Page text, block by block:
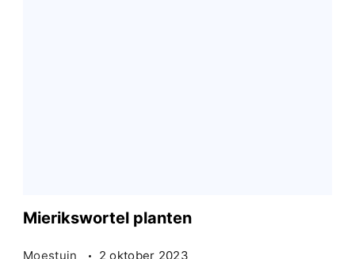
Mierikswortel planten
Moestuin 2 oktober 2023